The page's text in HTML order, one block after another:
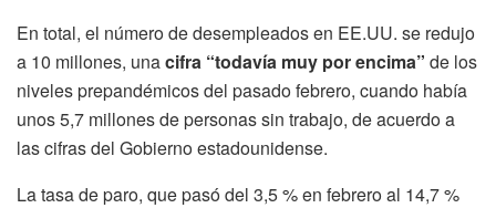
En total, el número de desempleados en EE.UU. se redujo
a 10 millones, unacifra “todavía muy por encima” de los
niveles prepandémicos del pasado febrero, cuando había
unos 5,7 millones de personas sin trabajo, de acuerdo a
las cifras del Gobierno estadounidense.
La tasa de paro, que pasó del 3,5 % en febrero al 14,7 %